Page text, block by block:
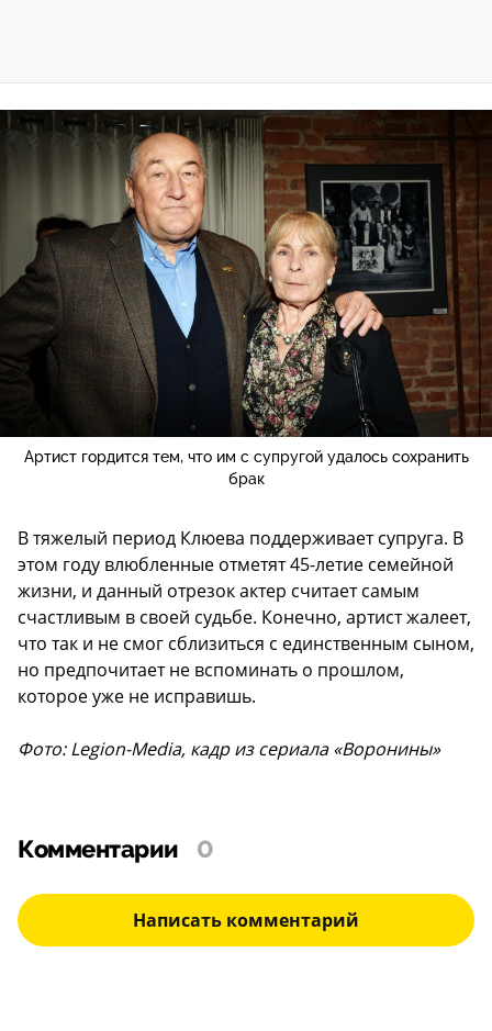
Артист гордится тем, что им с супругой удалось сохранить
брак
В тяжелый период Клюева поддерживает супруга. В
этом году влюбленные отметят 45-летие семейной
жизни, и данный отрезок актер считает самым
счастливым в своей судьбе. Конечно, артист жалеет,
что так и не смог сблизиться с единственным сыном,
но предпочитает не вспоминать о прошлом,
которое уже не исправишь.
Фото: Legion-Media, кадр из сериала «Воронины»
Комментарии 0
Написать комментарий